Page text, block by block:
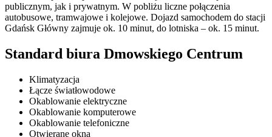
publicznym, jak i prywatnym. W pobliżu liczne połączenia
autobusowe, tramwajowe i kolejowe. Dojazd samochodem do stacji
Gdańsk Główny zajmuje ok. 10 minut, do lotniska – ok. 15 minut.
Standard biura Dmowskiego Centrum
Klimatyzacja
Łącze światłowodowe
Okablowanie elektryczne
Okablowanie komputerowe
Okablowanie telefoniczne
Otwierane okna